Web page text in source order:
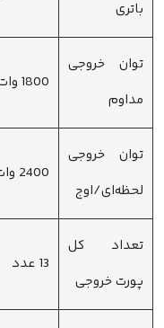
باتری
توان خروجی
مداوم
1800 وات
توان خروجی
لحظه‌ای/اوج
2400 وات
تعداد کل
پورت خروجی
13 عدد